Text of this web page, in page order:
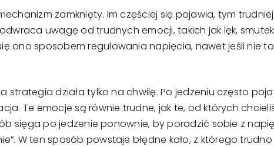
zamknięty. Im częściej się pojawia, tym
uwagę od trudnych emocji, takich jak lęk,
ono sposobem regulowania napięcia, nawet jeśli nie
strategia działa tylko na chwilę. Po jedzeniu często
Te emocje są równie trudne, jak te, od których
sięga po jedzenie ponownie, by poradzić sobie z
W ten sposób powstaje błędne koło, z którego